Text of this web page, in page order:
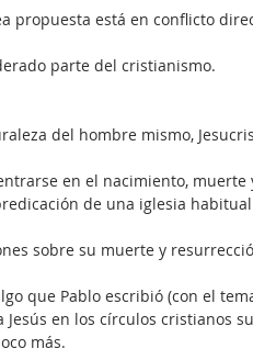
propuesta está en conflicto
parte del cristianismo.
del hombre mismo,
en el nacimiento, muerte
de una iglesia
sobre su muerte y
que Pablo escribió (con el
Jesús en los círculos cristianos
más.